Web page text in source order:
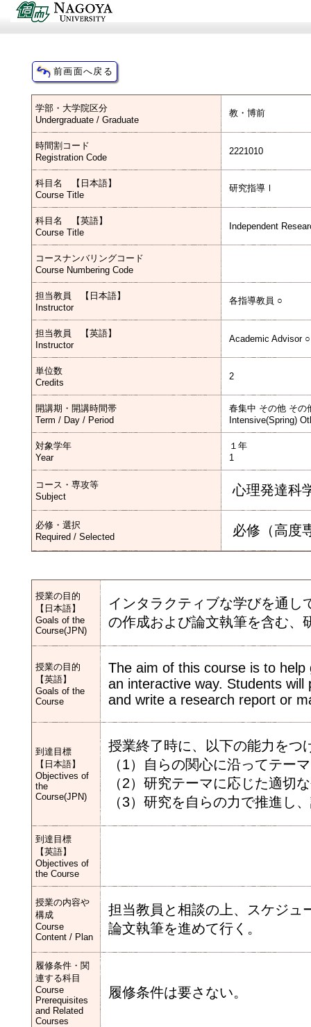
学部・大学院区分
Undergraduate / Graduate
教・博前
時間割コード
Registration Code
2221010
科目名 【日本語】
Course Title
研究指導Ⅰ
科目名 【英語】
Course Title
Independent
コースナンバリングコード
Course Numbering Code
担当教員 【日本語】
Instructor
各指導教員 ○
担当教員 【英語】
Instructor
Academic Advisor ○
単位数
Credits
2
開講期・開講時間帯
Term / Day / Period
春集中 その他 その
Intensive(Spring)
対象学年
Year
１年
1
コース・専攻等
Subject
心理発達科
必修・選択
Required / Selected
必修（高度
授業の目的
【日本語】
Goals of the
Course(JPN)
インタラクティブな学びを通し
の作成および論文執筆を含む、
授業の目的
【英語】
Goals of the
Course
The aim of this course is to
an interactive way. Students
and write a research report or
到達目標
【日本語】
Objectives of
the
Course(JPN)
授業終了時に、以下の能力をつ
（1）自らの関心に沿ってテー
（2）研究テーマに応じた適切
（3）研究を自らの力で推進し
到達目標
【英語】
Objectives of
the Course
授業の内容や
構成
Course
Content / Plan
担当教員と相談の上、スケジュ
論文執筆を進めて行く。
履修条件・関
連する科目
Course
Prerequisites
and Related
Courses
履修条件は要さない。